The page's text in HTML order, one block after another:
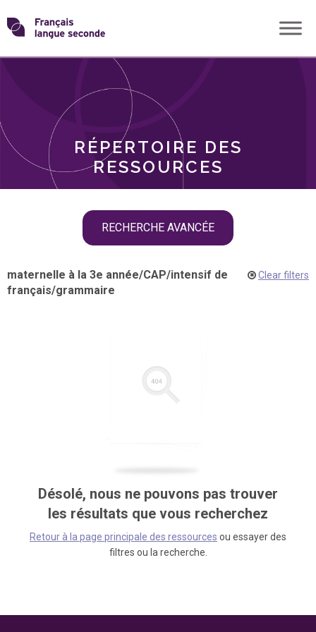
Skip
toTransformons
langue
RÉPERTOIRE DES
RESSOURCES
RECHERCHE AVANCÉE
THÈMES
maternelle à la 3e année/CAP/intensif de
français/grammaire
Clear filters
Désolé, nous ne pouvons pas trouver
les résultats que vous recherchez
Retour à la page principale des ressources ou essayer des
filtres ou la recherche.